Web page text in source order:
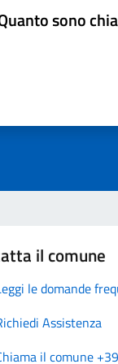
sono
il comune
le domande
Assistenza
il comune